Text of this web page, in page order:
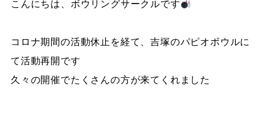
こんにちは、ボウリングサークルです
コロナ期間の活動休止を経て、吉塚のパピオボウルに
て活動再開です
久々の開催でたくさんの方が来てくれました